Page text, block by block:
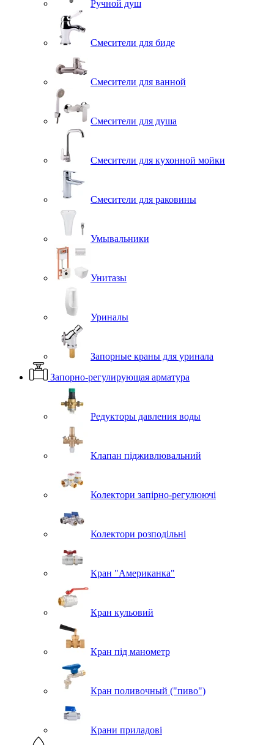
Ручной душ
Смесители для биде
Смесители для ванной
Смесители для душа
Смесители для кухонной мойки
Смесители для раковины
Умывальники
Унитазы
Уриналы
Запорные краны для уринала
Запорно-регулирующая арматура
Редукторы давления воды
Клапан підживлювальний
Колектори запірно-регулюючі
Колектори розподільні
Кран "Американка"
Кран кульовий
Кран під манометр
Кран поливочный ("пиво")
Крани приладові